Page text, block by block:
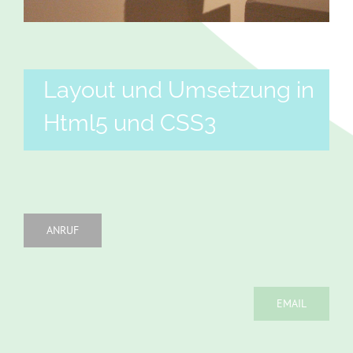
Layout und Umsetzung in
Html5 und CSS3
ANRUF
EMAIL